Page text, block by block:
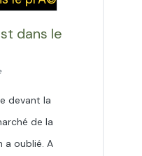
dans le
devant la
de la
a oublié. A